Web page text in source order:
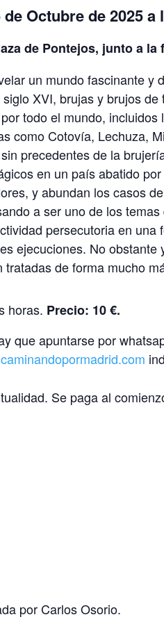
de Octubre de 2025 a
de Pontejos, junto a la
un mundo fascinante
XVI, brujas y brujos
todo el mundo,
como Cotovía, Lechuza,
precedentes de la
en un país abatido
y abundan los casos
a ser uno de los
persecutoria en
ejecuciones. No
tratadas de forma mucho
horas. Precio: 10 €.
que apuntarse por
Se paga al
por Carlos Osorio.